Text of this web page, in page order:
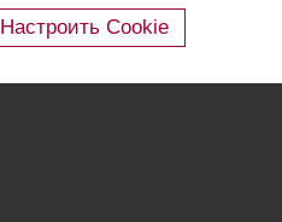
Социальная ответственность
Настроить Cookie